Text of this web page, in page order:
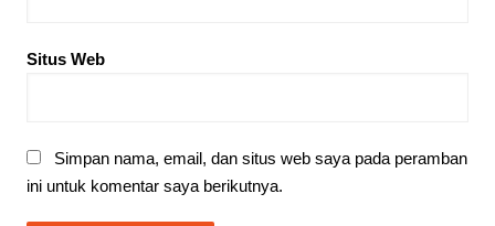
Situs Web
Simpan nama, email, dan situs web saya pada peramban
ini untuk komentar saya berikutnya.